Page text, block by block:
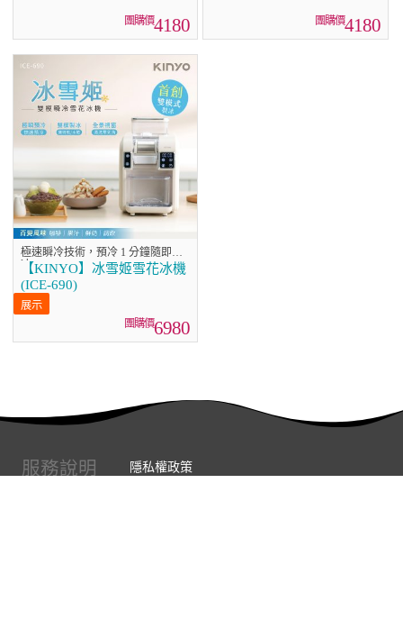
4180 4180
極速瞬冷技術，預冷 1 分鐘隨即出
冰【KINYO】冰雪姬雪花冰機
(ICE-690)
6980
服務說明
隱私權政策